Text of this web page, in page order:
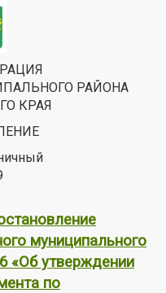
РАЙОНА
КРАЯ
муниципального
«Об утверждении
по